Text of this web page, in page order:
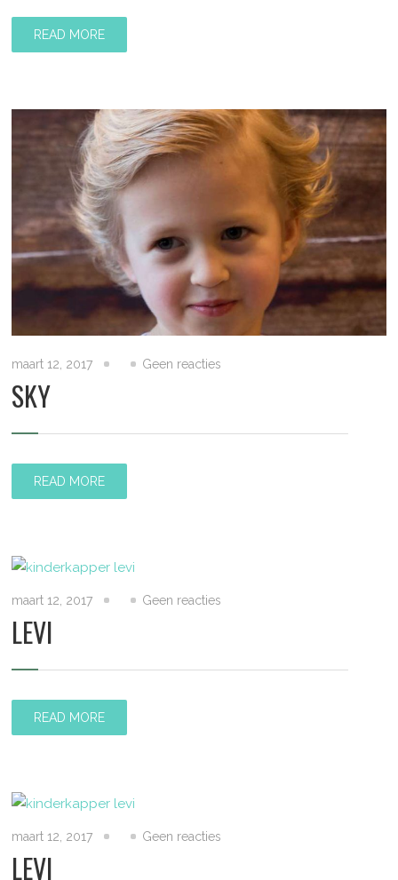
READ MORE
maart 12, 2017 Geen reacties
SKY
READ MORE
maart 12, 2017 Geen reacties
LEVI
READ MORE
maart 12, 2017 Geen reacties
LEVI